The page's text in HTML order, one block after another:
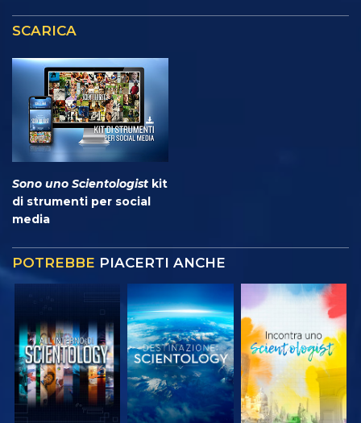
SCARICA
Sono uno Scientologist kit
di strumenti per social
media
POTREBBE PIACERTI ANCHE